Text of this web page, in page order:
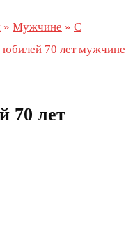
» Мужчине » С
юбилей 70 лет мужчине
70 лет